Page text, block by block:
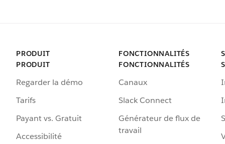
PRODUIT
PRODUIT
Regarder la démo
Tarifs
Payant vs. Gratuit
Accessibilité
FONCTIONNALITÉS
FONCTIONNALITÉS
Canaux
Slack Connect
Générateur de flux de
travail